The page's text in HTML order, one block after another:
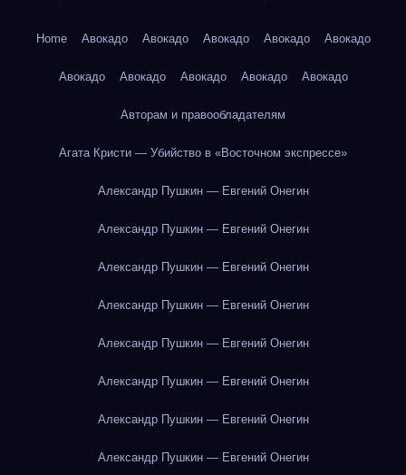
Home Авокадо Авокадо Авокадо Авокадо Авокадо
Авокадо Авокадо Авокадо Авокадо Авокадо
Авторам и правообладателям
Агата Кристи — Убийство в «Восточном экспрессе»
Александр Пушкин — Евгений Онегин
Александр Пушкин — Евгений Онегин
Александр Пушкин — Евгений Онегин
Александр Пушкин — Евгений Онегин
Александр Пушкин — Евгений Онегин
Александр Пушкин — Евгений Онегин
Александр Пушкин — Евгений Онегин
Александр Пушкин — Евгений Онегин